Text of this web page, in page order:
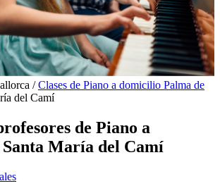
/ Clases de Piano a domicilio Palma de
del Camí
de Piano a
María del Camí